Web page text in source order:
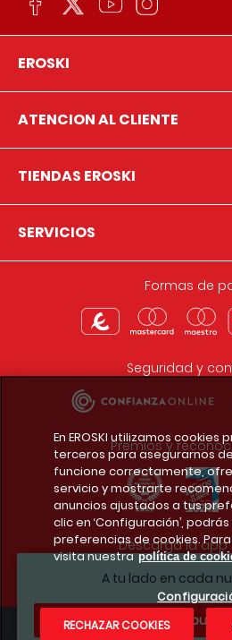
A tu lado en cada
¿Te
EROSKI
ATENCION AL CLIENTE
TIENDAS EROSKI
SERVICIOS
Formas de
Seguridad y
Premios y
Descarga la app
En EROSKI utilizamos cookies
terceros para asegurarnos
funcione correctamente,
servicio y mostrarte
anuncios ajustados a tus
clic en ‘Configuración’,
preferencias de cookies.
visita nuestra política de
RECHAZAR COOKIES